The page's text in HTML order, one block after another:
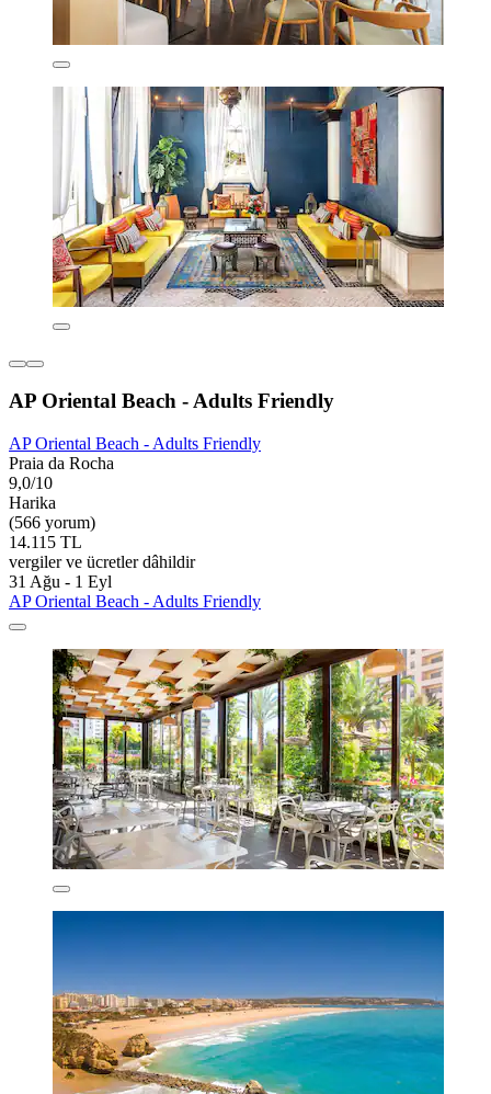
AP Oriental Beach - Adults Friendly
AP Oriental Beach - Adults Friendly
Praia da Rocha
9,0/10
Harika
(566 yorum)
14.115 TL
vergiler ve ücretler dâhildir
31 Ağu - 1 Eyl
AP Oriental Beach - Adults Friendly